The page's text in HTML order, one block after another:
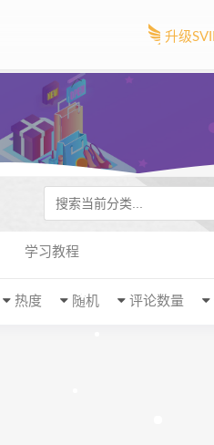
升级
学习教程
评论数量
随机
热度